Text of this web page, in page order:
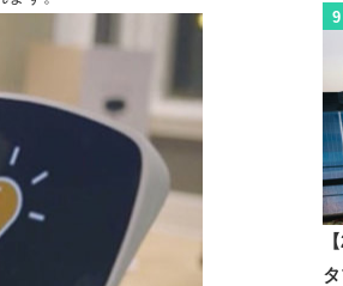
9